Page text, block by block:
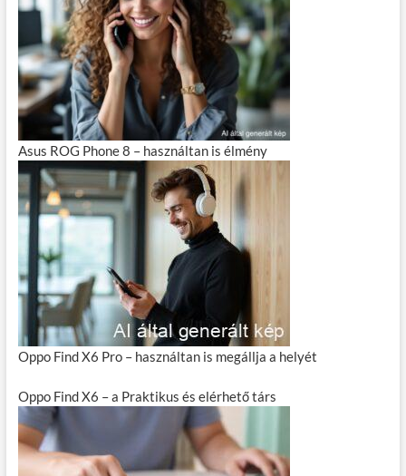
Asus ROG Phone 8 – használtan is élmény
Oppo Find X6 Pro – használtan is megállja a helyét
Oppo Find X6 – a Praktikus és elérhető társ